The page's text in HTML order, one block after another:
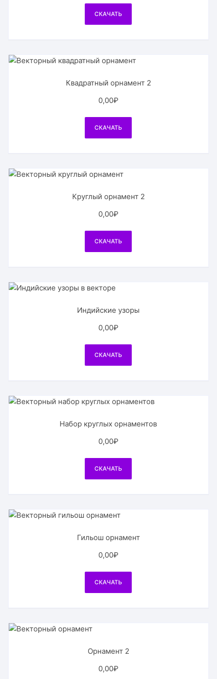
СКАЧАТЬ
Квадратный орнамент 2
0,00₽
СКАЧАТЬ
Круглый орнамент 2
0,00₽
СКАЧАТЬ
Индийские узоры
0,00₽
СКАЧАТЬ
Набор круглых орнаментов
0,00₽
СКАЧАТЬ
Гильош орнамент
0,00₽
СКАЧАТЬ
Орнамент 2
0,00₽